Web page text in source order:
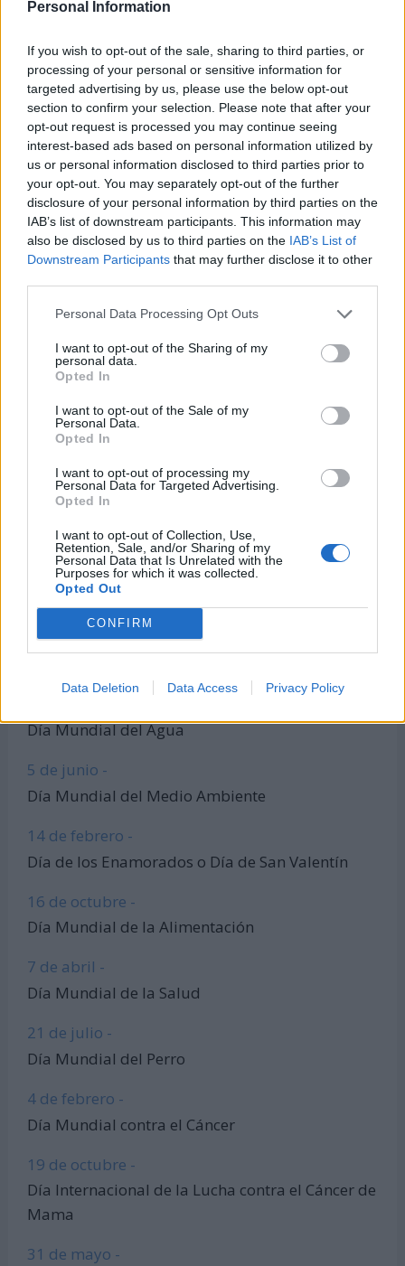
Personal Information
If you wish to opt-out of the sale, sharing to third parties, or
processing of your personal or sensitive information for
targeted advertising by us, please use the below opt-out
section to confirm your selection. Please note that after your
opt-out request is processed you may continue seeing
interest-based ads based on personal information utilized by
us or personal information disclosed to third parties prior to
your opt-out. You may separately opt-out of the further
disclosure of your personal information by third parties on the
IAB’s list of downstream participants. This information may
also be disclosed by us to third parties on the IAB’s List of
Downstream Participants that may further disclose it to other
Personal Data Processing Opt Outs
I want to opt-out of the Sharing of my
personal data.
Opted In
I want to opt-out of the Sale of my
Personal Data.
Opted In
I want to opt-out of processing my
Personal Data for Targeted Advertising.
Opted In
I want to opt-out of Collection, Use,
Retention, Sale, and/or Sharing of my
Personal Data that Is Unrelated with the
Purposes for which it was collected.
Opted Out
CONFIRM
Data Deletion Data Access Privacy Policy
Calendario Lunar
Calendario de Días Internacionales de
2027
Calculadoras
Calcula la diferencia entre fechas
Sumar o restar días o semanas a una
fecha
Calcular días hábiles
¿Cuántos días he vivido?
¿Quién cumple años hoy?
Calculadora de Calorías
Calculadora de índice de masa corporal
Todas las calculadoras
Entra en nuestro canal de Telegram
Días Más Buscados
8 de marzo -
Día Mundial del Agua
5 de junio -
Día Mundial del Medio Ambiente
14 de febrero -
Día de los Enamorados o Día de San Valentín
16 de octubre -
Día Mundial de la Alimentación
7 de abril -
Día Mundial de la Salud
21 de julio -
Día Mundial del Perro
4 de febrero -
Día Mundial contra el Cáncer
19 de octubre -
Día Internacional de la Lucha contra el Cáncer de
Mama
31 de mayo -